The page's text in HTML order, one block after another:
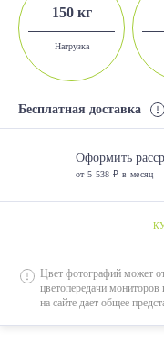
150 кг
Нагрузка
Бесплатная доставка
Оформить
от 5 538 ₽ в месяц
Цвет фотографий может
цветопередачи
на сайте дает общее